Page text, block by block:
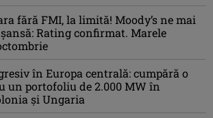
fără FMI, la limită! Moody’s ne mai
Rating confirmat. Marele
în Europa centrală: cumpără o
un portofoliu de 2.000 MW în
și Ungaria